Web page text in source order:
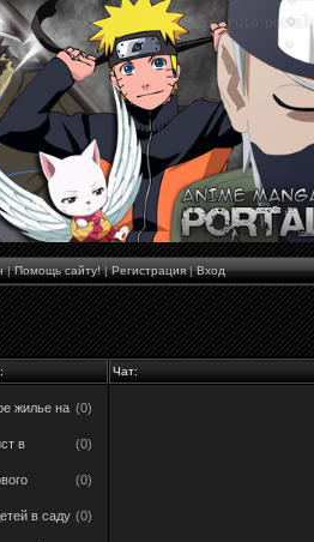
|Помощь сайту!|Регистрация|Вход
Чат:
жилье на (0)
в
(0)
(0)
в саду (0)